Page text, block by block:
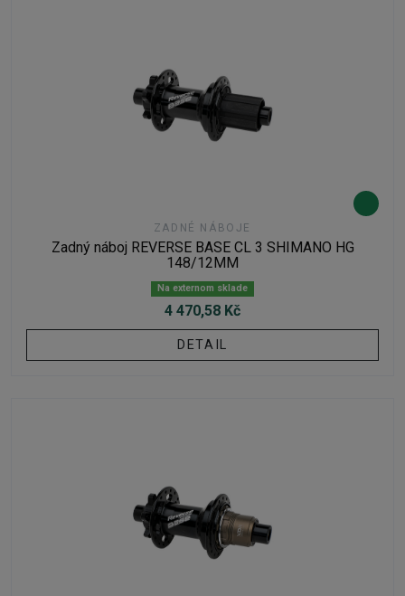
ZADNÉ NÁBOJE
Zadný náboj REVERSE BASE CL 3 SHIMANO HG
148/12MM
Na externom sklade
4 470,58 Kč
DETAIL